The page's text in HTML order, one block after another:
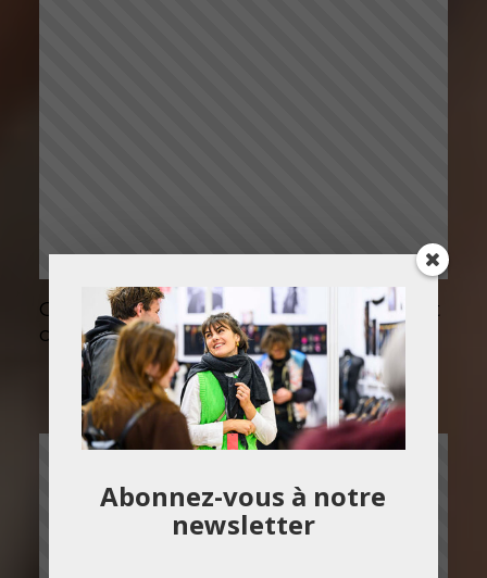
Ob’Art Bordeaux 2016 : La billetterie est
ouverte
Abonnez-vous à notre
newsletter